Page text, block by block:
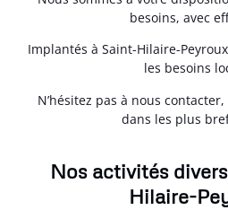
besoins, avec
Implantés à Saint-Hilaire-
les besoins
N’hésitez pas à nous
dans les plus
Nos activités
Hilaire-